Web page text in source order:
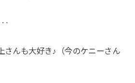
‥
さんも大好き♪（今のケニーさん